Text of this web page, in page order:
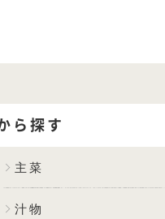
ら探す
主菜
汁物